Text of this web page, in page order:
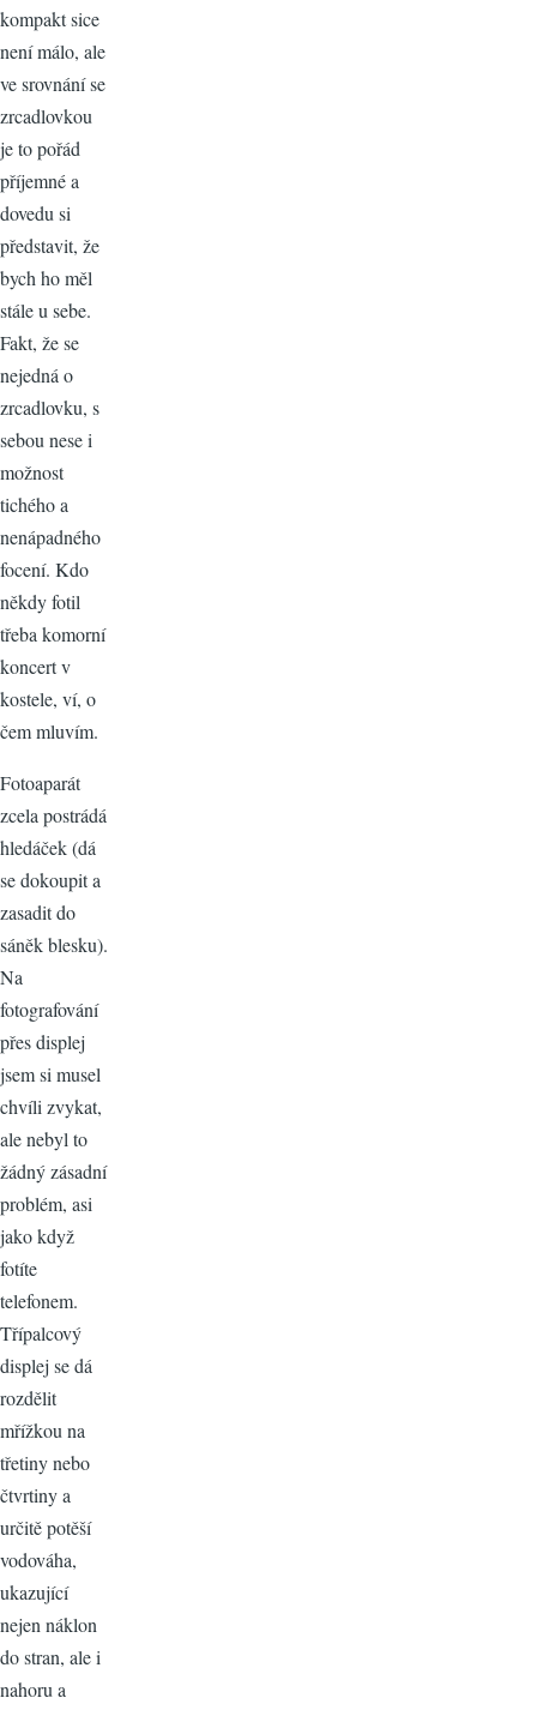
kompakt sice
není málo, ale
ve srovnání se
zrcadlovkou
je to pořád
příjemné a
dovedu si
představit, že
bych ho měl
stále u sebe.
Fakt, že se
nejedná o
zrcadlovku, s
sebou nese i
možnost
tichého a
nenápadného
focení. Kdo
někdy fotil
třeba komorní
koncert v
kostele, ví, o
čem mluvím.
Fotoaparát
zcela postrádá
hledáček (dá
se dokoupit a
zasadit do
sáněk blesku).
Na
fotografování
přes displej
jsem si musel
chvíli zvykat,
ale nebyl to
žádný zásadní
problém, asi
jako když
fotíte
telefonem.
Třípalcový
displej se dá
rozdělit
mřížkou na
třetiny nebo
čtvrtiny a
určitě potěší
vodováha,
ukazující
nejen náklon
do stran, ale i
nahoru a